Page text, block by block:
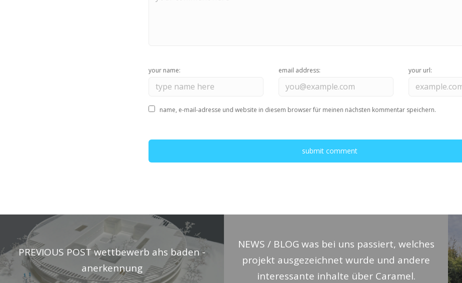
your name: email address: your url:
name, e-mail-adresse und website in diesem browser für meinen nächsten kommentar speichern.
PREVIOUS POST wettbewerb ahs baden -
anerkennung
NEWS / BLOG was bei uns passiert, welches
projekt ausgezeichnet wurde und andere
interessante inhalte über Caramel.